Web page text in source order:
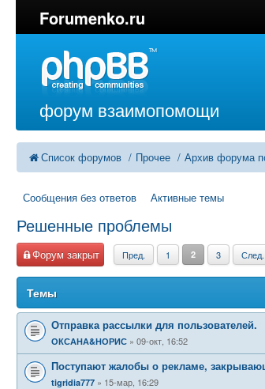
Forumenko.ru
форум взаимопомощи
Список форумов Прочее Архив форума
Сообщения без ответов Активные темы
Решенные проблемы
Форум закрыт Пред. 1 2 3 След.
Темы
Отправка рассылки для пользователей.
ОКСАНА&НОРИС 09-окт, 16:52
Поступают жалобы о рекламе,
tigridia777 15-мар, 16:29